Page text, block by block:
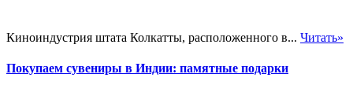
Киноиндустрия штата Колкатты, расположенного в... Читать»
Покупаем сувениры в Индии: памятные подарки